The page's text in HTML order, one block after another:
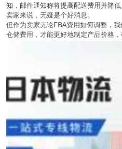
知，邮件通知称将提高配送费用并降
卖家来说，无疑是个好消息。
但作为卖家无论FBA费用如何调整，
仓储费用，才能更好地制定产品价格，